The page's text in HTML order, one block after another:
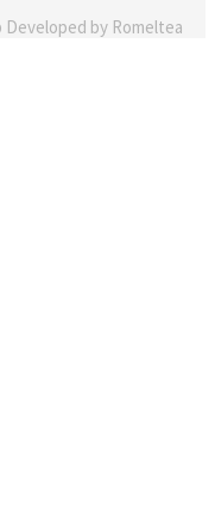
Developed by Romeltea